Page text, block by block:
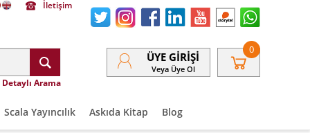
İletişim
Detaylı Arama
ÜYE GIRIŞI
Veya Üye Ol
0
Scala Yayıncılık Askıda Kitap Blog